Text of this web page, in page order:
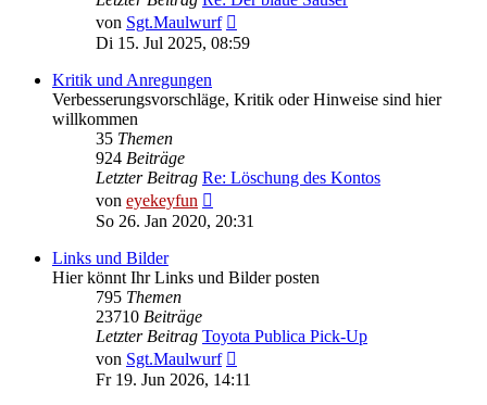
von Sgt.Maulwurf
Beitrag
Di 15. Jul 2025, 08:59
Kritik und Anregungen
Verbesserungsvorschläge, Kritik oder Hinweise sind hier
willkommen
35 Themen
924 Beiträge
Letzter Beitrag Re: Löschung des Kontos
von eyekeyfun
Beitrag
So 26. Jan 2020, 20:31
Links und Bilder
Hier könnt Ihr Links und Bilder posten
795 Themen
23710 Beiträge
Letzter Beitrag Toyota Publica Pick-Up
von Sgt.Maulwurf
Beitrag
Fr 19. Jun 2026, 14:11